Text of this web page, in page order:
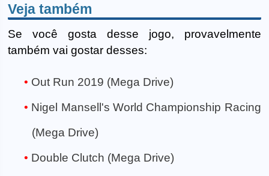
Veja também
Se você gosta desse jogo, provavelmente
também vai gostar desses:
Out Run 2019 (Mega Drive)
Nigel Mansell's World Championship Racing
(Mega Drive)
Double Clutch (Mega Drive)